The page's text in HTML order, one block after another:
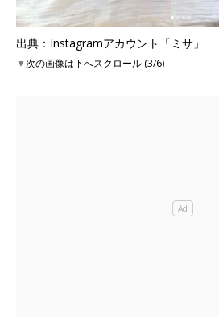
出典：Instagramアカウント「ミサ」
▼次の画像は下へスクロール (3/6)